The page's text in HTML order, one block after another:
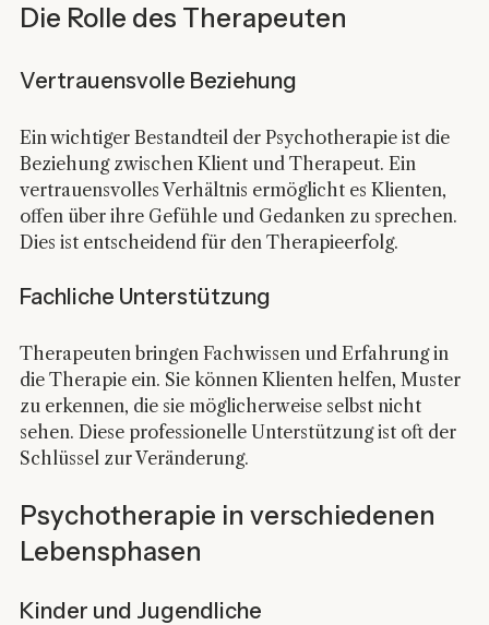
Die Rolle des Therapeuten
Vertrauensvolle Beziehung
Ein wichtiger Bestandteil der Psychotherapie ist die
Beziehung zwischen Klient und Therapeut. Ein
vertrauensvolles Verhältnis ermöglicht es Klienten,
offen über ihre Gefühle und Gedanken zu sprechen.
Dies ist entscheidend für den Therapieerfolg.
Fachliche Unterstützung
Therapeuten bringen Fachwissen und Erfahrung in
die Therapie ein. Sie können Klienten helfen, Muster
zu erkennen, die sie möglicherweise selbst nicht
sehen. Diese professionelle Unterstützung ist oft der
Schlüssel zur Veränderung.
Psychotherapie in verschiedenen
Lebensphasen
Kinder und Jugendliche